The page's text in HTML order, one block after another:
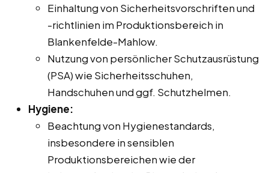
Einhaltung von Sicherheitsvorschriften und
-richtlinien im Produktionsbereich in
Blankenfelde-Mahlow.
Nutzung von persönlicher Schutzausrüstung
(PSA) wie Sicherheitsschuhen,
Handschuhen und ggf. Schutzhelmen.
Hygiene:
Beachtung von Hygienestandards,
insbesondere in sensiblen
Produktionsbereichen wie der